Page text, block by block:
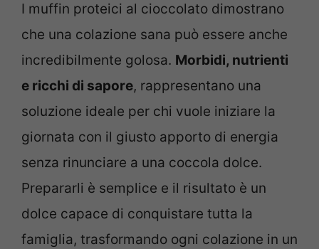
I muffin proteici al cioccolato dimostrano
che una colazione sana può essere anche
incredibilmente golosa. Morbidi, nutrienti
e ricchi di sapore, rappresentano una
soluzione ideale per chi vuole iniziare la
giornata con il giusto apporto di energia
senza rinunciare a una coccola dolce.
Prepararli è semplice e il risultato è un
dolce capace di conquistare tutta la
famiglia, trasformando ogni colazione in un